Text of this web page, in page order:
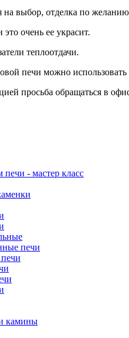
на выбор, отделка по
очень ее украсит.
теплоотдачи.
печи можно
просьба обращаться в
- мастер класс
печи
камины